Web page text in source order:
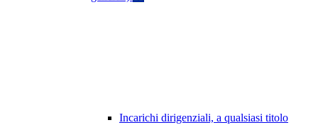
Incarichi dirigenziali, a qualsiasi titolo